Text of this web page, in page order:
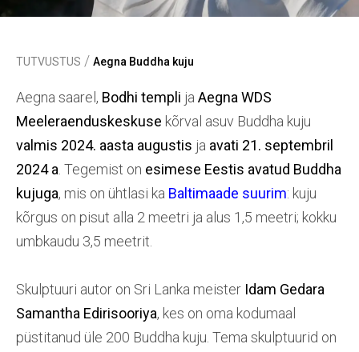
TUTVUSTUS / Aegna Buddha kuju
Aegna saarel, Bodhi templi ja Aegna WDS
Meeleraenduskeskuse kõrval asuv Buddha kuju
valmis 2024. aasta augustis ja avati 21.⁠ ⁠septembril
2024 a. Tegemist on esimese Eestis avatud Buddha
kujuga, mis on ühtlasi ka Baltimaade suurim: kuju
kõrgus on pisut alla 2 meetri ja alus 1,5 meetri; kokku
umbkaudu 3,5 meetrit.
Skulptuuri autor on Sri Lanka meister Idam Gedara
Samantha Edirisooriya, kes on oma kodumaal
püstitanud üle 200 Buddha kuju. Tema skulptuurid on